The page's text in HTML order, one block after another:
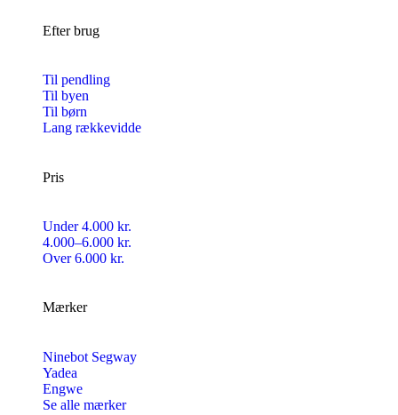
Efter brug
Til pendling
Til byen
Til børn
Lang rækkevidde
Pris
Under 4.000 kr.
4.000–6.000 kr.
Over 6.000 kr.
Mærker
Ninebot Segway
Yadea
Engwe
Se alle mærker